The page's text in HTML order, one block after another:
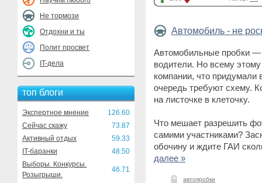
Не тормози
Отдохни и ты
Полит просвет
IT-дела
топ блоги
Экспертное мнение
126.60
Сейчас скажу
73.87
Активный отдых
59.33
IT-баранки
48.50
Выборы. Конкурсы.
Розыгрыши.
46.71
Автомобиль - не
Автомобильные пробки —
водители. Но всему
компании, что
очередь требуют схему.
на листочке в клеточку.
Что мешает разрешить
самими участниками?
обочину и ждите ГАИ
далее »
автопробки